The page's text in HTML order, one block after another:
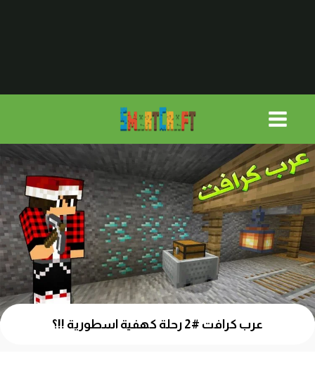
عرب كرافت #2 رحلة كهفية اسطورية !!؟